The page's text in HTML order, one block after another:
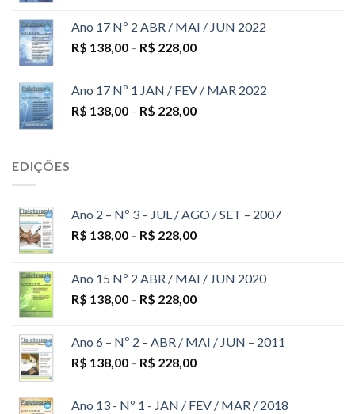
Ano 17 Nº 2 ABR / MAI / JUN 2022
R$ 138,00 – R$ 228,00
Ano 17 Nº 1 JAN / FEV / MAR 2022
R$ 138,00 – R$ 228,00
EDIÇÕES
Ano 2 – Nº 3 – JUL / AGO / SET – 2007
R$ 138,00 – R$ 228,00
Ano 15 Nº 2 ABR / MAI / JUN 2020
R$ 138,00 – R$ 228,00
Ano 6 – Nº 2 – ABR / MAI / JUN – 2011
R$ 138,00 – R$ 228,00
Ano 13 - Nº 1 - JAN / FEV / MAR / 2018